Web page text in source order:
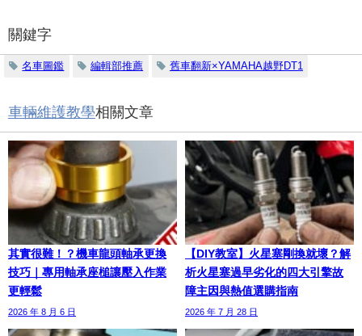
關鍵字
名車圖鑑 編輯部推薦 舊車翻新×YAMAHA越野DT1
車輛維護教學相關文章
其實很難！？機車龍頭軸承更換
技巧｜專用軸承座槌讓壓入作業
更輕鬆
2026 年 8 月 6 日
【DIY教室】火星塞剛換就壞？解
析火星塞過早劣化的四大引擎故
障主因與熱值選購指南
2026 年 7 月 28 日